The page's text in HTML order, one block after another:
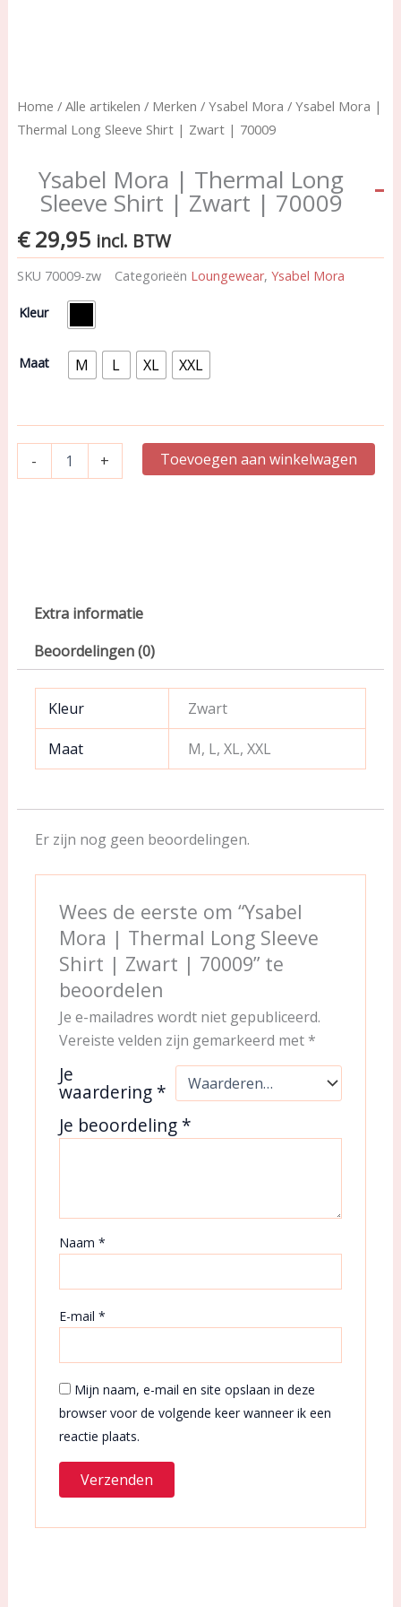
Home / Alle artikelen / Merken / Ysabel Mora / Ysabel Mora |
Thermal Long Sleeve Shirt | Zwart | 70009
Ysabel Mora | Thermal Long
Sleeve Shirt | Zwart | 70009
€29,95 incl. BTW
SKU 70009-zw Categorieën Loungewear, Ysabel Mora
Kleur
Maat M L XL XXL
-
Ysabel
Thermal
|
Zwart
+ Toevoegen aan winkelwagen
Extra informatie
Beoordelingen (0)
Kleur Zwart
Maat M, L, XL, XXL
Er zijn nog geen beoordelingen.
Wees de eerste om “Ysabel
Mora | Thermal Long Sleeve
Shirt | Zwart | 70009” te
beoordelen
Je e-mailadres wordt niet gepubliceerd.
Vereiste velden zijn gemarkeerd met *
Je
waardering *
Je beoordeling *
Naam*
E-mail*
Mijn naam, e-mail en site opslaan in deze
browser voor de volgende keer wanneer ik een
reactie plaats.